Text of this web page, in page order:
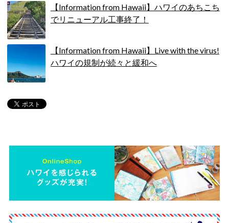
【Information from Hawaii】ハワイのあちこち
でリニューアル工事終了！
【Information from Hawaii】Live with the virus!
ハワイの規制が続々と緩和へ